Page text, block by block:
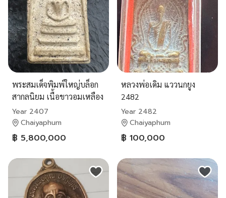
พระสมเด็จพิมพ์ใหญ่บล็อก
สากลนิยม เนื้อขาวอมเหลือง
งาช้าง
Year 2407
Chaiyaphum
฿ 5,800,000
หลวงพ่อเดิม แววนกยูง
2482
Year 2482
Chaiyaphum
฿ 100,000